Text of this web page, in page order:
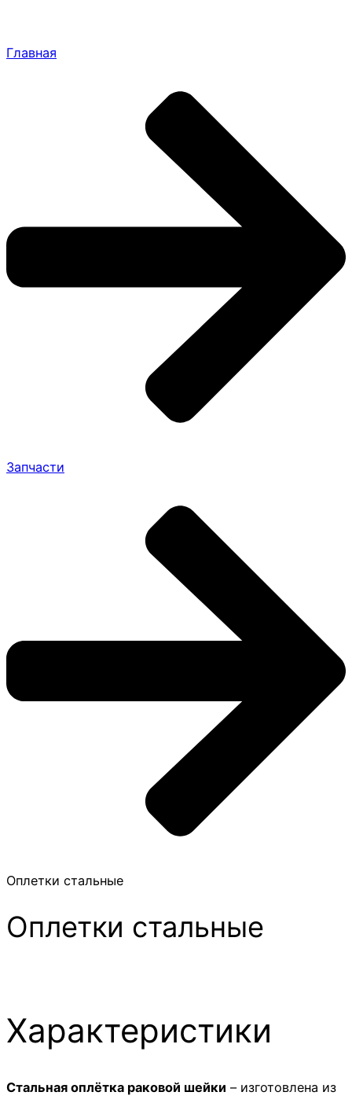
Главная
Запчасти
Оплетки стальные
Оплетки стальные
Характеристики
Стальная оплётка раковой шейки – изготовлена из